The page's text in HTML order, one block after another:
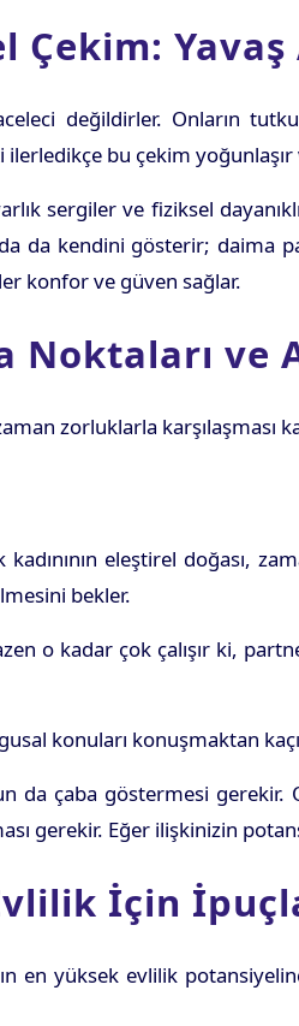
Çekim:
değildirler. Onların
ilerledikçe bu çekim
sergiler ve fiziksel
da kendini gösterir; daima
konfor ve güven sağlar.
Noktaları ve
zorluklarla karşılaşması
kadınının eleştirel doğası,
bekler.
o kadar çok çalışır ki,
konuları konuşmaktan
da çaba göstermesi gerekir.
gerekir. Eğer ilişkinizin
İçin
en yüksek evlilik